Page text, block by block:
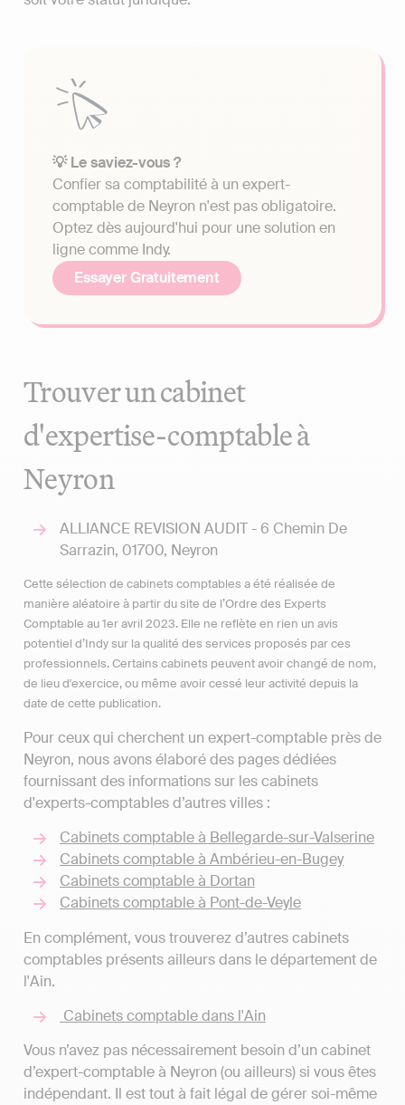
💡 Le saviez-vous ?
Confier sa comptabilité à un expert-
comptable de Neyron n'est pas obligatoire.
Optez dès aujourd'hui pour une solution en
ligne comme Indy.
Essayer Gratuitement
Trouver un cabinet
d'expertise-comptable à
Neyron
ALLIANCE REVISION AUDIT - 6 Chemin De
Sarrazin, 01700, Neyron
Cette sélection de cabinets comptables a été réalisée de
manière aléatoire à partir du site de l’Ordre des Experts
Comptable au 1er avril 2023. Elle ne reflète en rien un avis
potentiel d’Indy sur la qualité des services proposés par ces
professionnels. Certains cabinets peuvent avoir changé de nom,
de lieu d'exercice, ou même avoir cessé leur activité depuis la
date de cette publication.
Pour ceux qui cherchent un expert-comptable près de
Neyron, nous avons élaboré des pages dédiées
fournissant des informations sur les cabinets
d'experts-comptables d’autres villes :
Cabinets comptable à Bellegarde-sur-Valserine
Cabinets comptable à Ambérieu-en-Bugey
Cabinets comptable à Dortan
Cabinets comptable à Pont-de-Veyle
En complément, vous trouverez d’autres cabinets
comptables présents ailleurs dans le département de
l'Ain.
Cabinets comptable dans l'Ain
Vous n’avez pas nécessairement besoin d’un cabinet
d’expert-comptable à Neyron (ou ailleurs) si vous êtes
indépendant. Il est tout à fait légal de gérer soi-même